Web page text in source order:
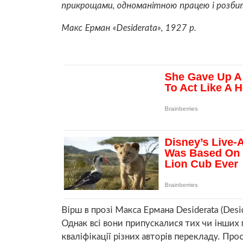
прикрощами, одноманітною працею і
Макс Ерман «Desiderata», 1927 р.
Вірш в прозі Макса Ермана Desiderata
Однак всі вони припускалися тих чи
кваліфікації різних авторів перекладу.